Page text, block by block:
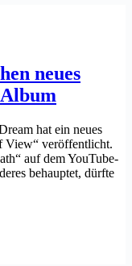
neues
hat ein neues
View“ veröffentlicht.
auf dem YouTube-
behauptet, dürfte